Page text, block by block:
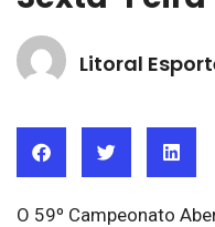
Litoral
O 59º Campeonato